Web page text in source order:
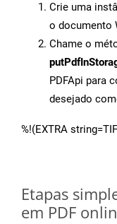
Crie uma
o documento
Chame o
PDFApi para
desejado
%!(EXTRA
Etapas
em PDF